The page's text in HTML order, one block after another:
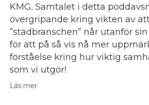
KMG. Samtalet i detta
övergripande kring vikten av
”städbranschen” når utanför
för att på så vis nå mer
förståelse kring hur viktig
som vi utgör!
Läs mer